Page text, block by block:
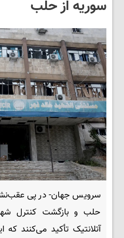
سوریه از حلب
سرویس جهان- در پی
حلب و بازگشت کنترل
آتلانتیک تأکید می‌کنند